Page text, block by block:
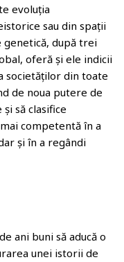
evoluția
sau din spații
genetică, după trei
oferă și ele indicii
societăților din toate
de noua putere de
să clasifice
competentă în a
și în a regândi
ani buni să aducă o
unei istorii de